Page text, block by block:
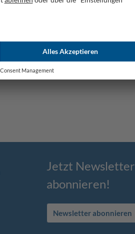
Jetzt Newsletter
abonnieren!
Newsletter abonnieren